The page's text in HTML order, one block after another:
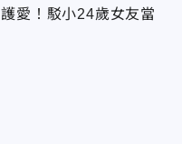
愛！駁小24歲女友當